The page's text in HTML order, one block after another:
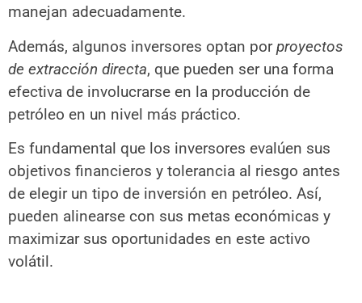
manejan adecuadamente.
Además, algunos inversores optan porproyectos
de extracción directa, que pueden ser una forma
efectiva de involucrarse en la producción de
petróleo en un nivel más práctico.
Es fundamental que los inversores evalúen sus
objetivos financieros y tolerancia al riesgo antes
de elegir un tipo de inversión en petróleo. Así,
pueden alinearse con sus metas económicas y
maximizar sus oportunidades en este activo
volátil.